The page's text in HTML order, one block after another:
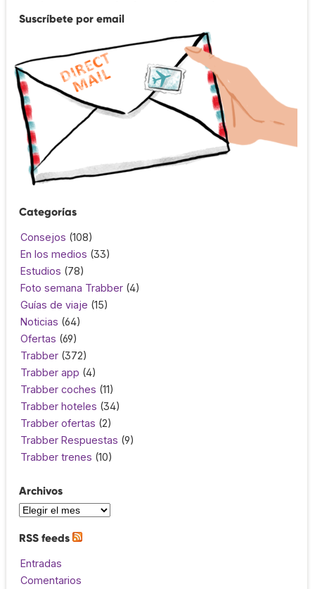
Suscríbete por email
Categorías
Consejos (108)
En los medios (33)
Estudios (78)
Foto semana Trabber (4)
Guías de viaje (15)
Noticias (64)
Ofertas (69)
Trabber (372)
Trabber app (4)
Trabber coches (11)
Trabber hoteles (34)
Trabber ofertas (2)
Trabber Respuestas (9)
Trabber trenes (10)
Archivos
RSS feeds
Entradas
Comentarios